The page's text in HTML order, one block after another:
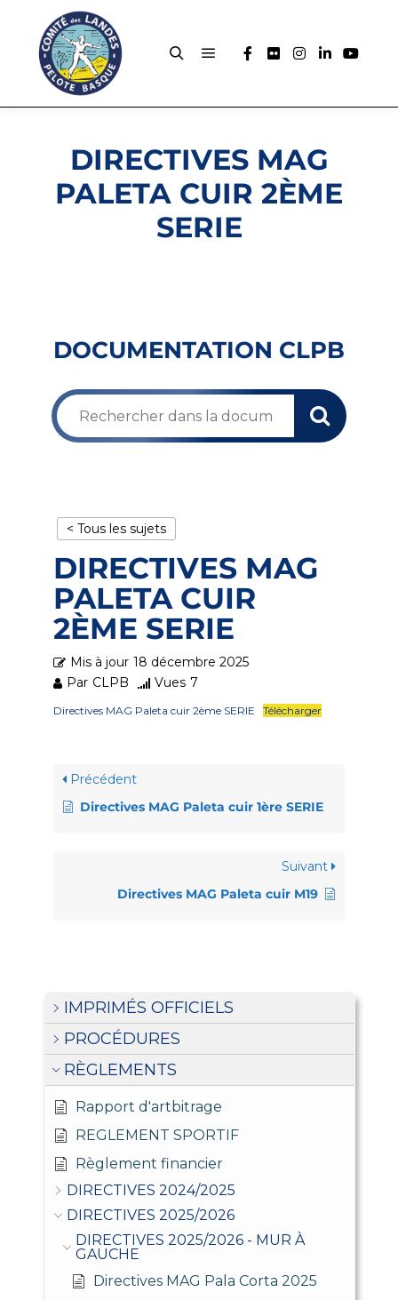
DIRECTIVES MAG
PALETA CUIR 2ÈME
SERIE
DOCUMENTATION CLPB
IMPRIMÉS OFFICIELS
PROCÉDURES
RÈGLEMENTS
Rapport d'artbitrage
REGLEMENT SPORTIF
Règlement financier
DIRECTIVES 2024/2025
DIRECTIVES 2025/2026
DIRECTIVES 2025/2026 - MUR À
GAUCHE
Directives MAG Pala Corta 2025
< Tous les sujets
DIRECTIVES MAG
PALETA CUIR
2ÈME SERIE
Mis à jour 18 décembre 2025
Par CLPB Vues 7
Directives MAG Paleta cuir 2ème SERIE Télécharger
Précédent
Directives MAG Paleta cuir 1ère SERIE
Suivant
Directives MAG Paleta cuir M19